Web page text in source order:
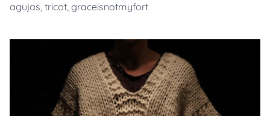
agujas, tricot, graceisnotmyfort